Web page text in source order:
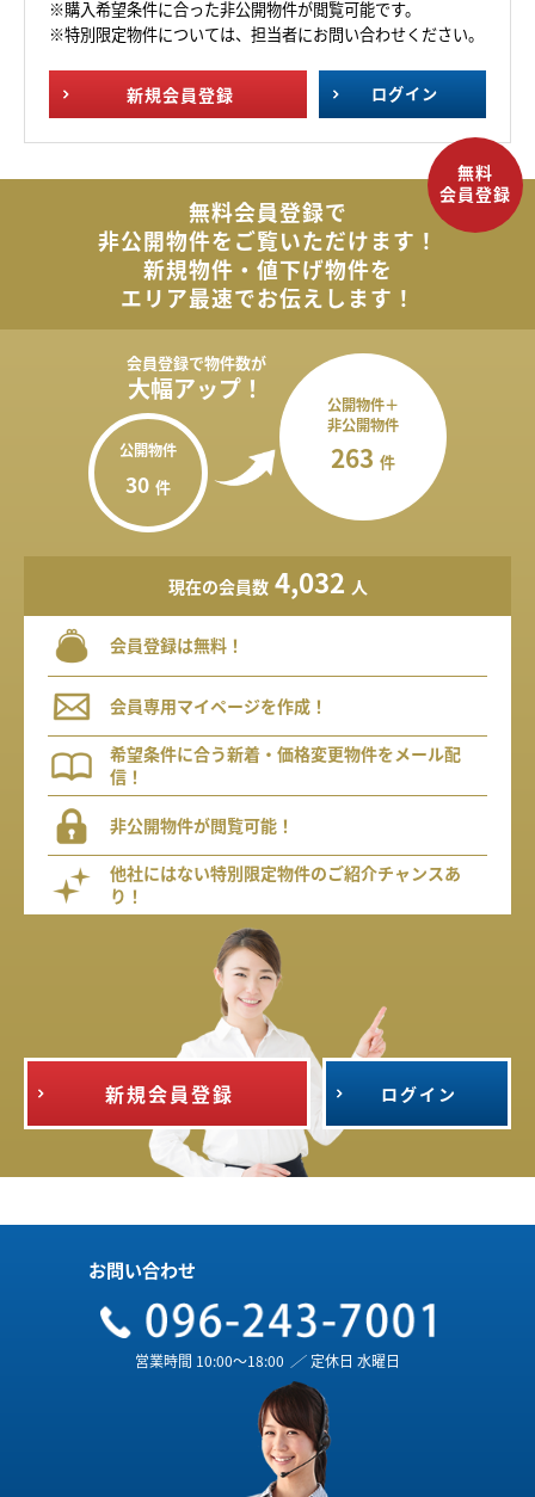
※購入希望条件に合った非公開物件が閲覧可能です。
※特別限定物件については、担当者にお問い合わせください。
新規会員登録 ログイン
無料会員登録で
非公開物件をご覧いただけます！
新規物件・値下げ物件を
エリア最速でお伝えします！
会員登録で物件数が
大幅アップ！
公開物件
30 件
公開物件＋
非公開物件
263 件
現在の会員数 4,032 人
会員登録は無料！
会員専用マイページを作成！
希望条件に合う新着・価格変更物件をメール配
信！
非公開物件が閲覧可能！
他社にはない特別限定物件のご紹介チャンスあ
り！
新規会員登録 ログイン
お問い合わせ
営業時間 10:00～18:00 ／ 定休日 水曜日